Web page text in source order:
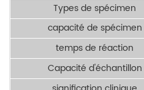
Types de spécimen
capacité de spécimen
temps de réaction
Capacité d'échantillon